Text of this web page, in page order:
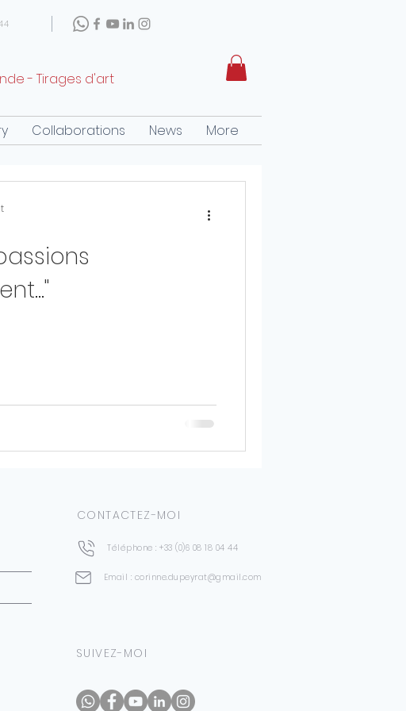
- Tirages d'art
Collaborations News More
CONTACTEZ-MOI
Téléphone : +33 (0)6 08 18 04 44
Email : corinne.dupeyrat@gmail.com
SUIVEZ-MOI